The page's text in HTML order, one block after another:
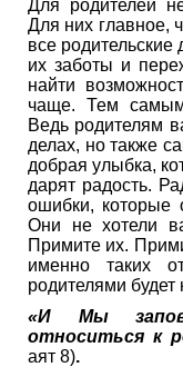
Для родителей
Для них главное,
все
их заботы и
найти
чаще. Тем
Ведь родителям
делах, но также
добрая улыбка,
дарят радость.
ошибки, которые
Они не хотели
Примите их.
именно таких
родителями
«И Мы
относиться к
аят 8).